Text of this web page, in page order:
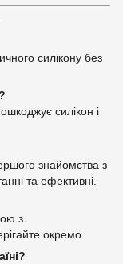
силікону без
силікон і
знайомства з
та ефективні.
з
окремо.